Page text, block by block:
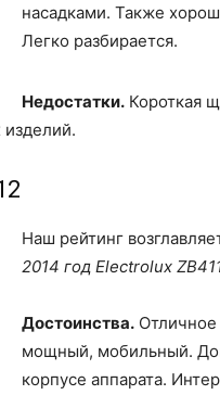
насадками. Также
Легко разбирается.
Недостатки. Короткая
изделий.
Наш рейтинг
2014 год Electrolux
Достоинства.
мощный, мобильный.
корпусе аппарата.